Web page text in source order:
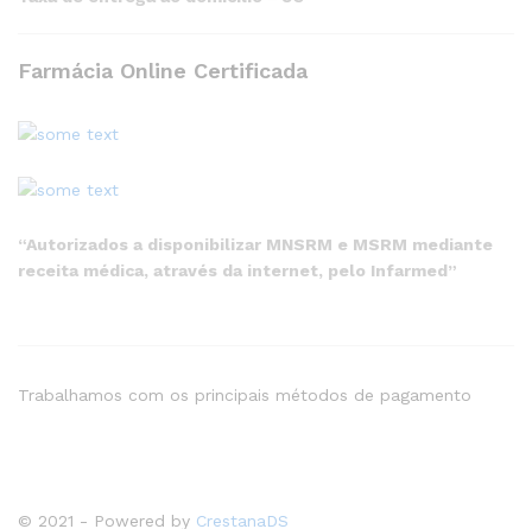
Farmácia Online Certificada
“Autorizados a disponibilizar MNSRM e MSRM mediante
receita médica, através da internet, pelo Infarmed”
© 2021 - Powered by CrestanaDS
Trabalhamos com os principais métodos de pagamento